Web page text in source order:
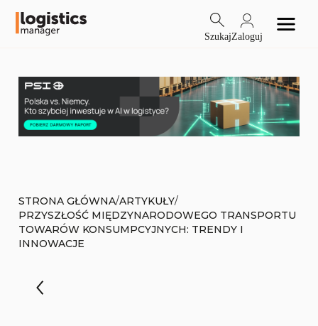
SzukajZaloguj
STRONA GŁÓWNA/ARTYKUŁY/
PRZYSZŁOŚĆ MIĘDZYNARODOWEGO TRANSPORTU
TOWARÓW KONSUMPCYJNYCH: TRENDY I
INNOWACJE